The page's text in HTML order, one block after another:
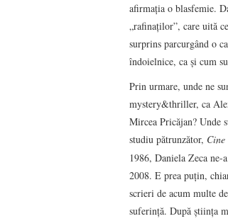
afirmaţia o blasfemie.
„rafinaţilor”, care uită
surprins parcurgând o
îndoielnice, ca şi cum
Prin urmare, unde ne
mystery&thriller, ca
Mircea Pricăjan? Unde
studiu pătrunzător,
1986, Daniela Zeca
2008. E prea puţin,
scrieri de acum multe
suferinţă. După ştiinţa